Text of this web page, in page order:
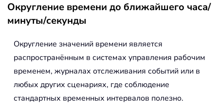
Округление времени до ближайшего часа/
минуты/секунды
Округление значений времени является
распространённым в системах управления рабочим
временем, журналах отслеживания событий или в
любых других сценариях, где соблюдение
стандартных временных интервалов полезно.